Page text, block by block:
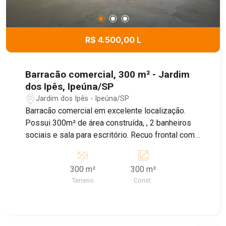
R$ 4.500,00 L
Barracão comercial, 300 m² - Jardim
dos Ipês, Ipeúna/SP
Jardim dos Ipês - Ipeúna/SP
Barracão comercial em excelente localização.
Possui 300m² de área construída, , 2 banheiros
sociais e sala para escritório. Recuo frontal com
Energia bifásica. Agende sua visita!!!
300 m²
Terreno
300 m²
Const.